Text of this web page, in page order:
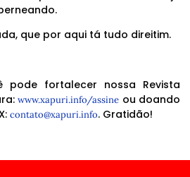
que por aqui tá tudo direitim.
pode fortalecer nossa Revista
www.xapuri.info/assine ou doando
contato@xapuri.info. Gratidão!